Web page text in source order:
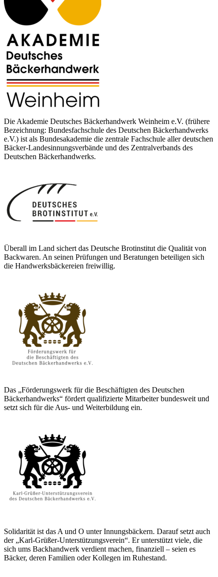
Die Akademie Deutsches Bäckerhandwerk Weinheim e.V. (frühere
Bezeichnung: Bundesfachschule des Deutschen Bäckerhandwerks
e.V.) ist als Bundesakademie die zentrale Fachschule aller deutschen
Bäcker-Landesinnungsverbände und des Zentralverbands des
Deutschen Bäckerhandwerks.
Überall im Land sichert das Deutsche Brotinstitut die Qualität von
Backwaren. An seinen Prüfungen und Beratungen beteiligen sich
die Handwerksbäckereien freiwillig.
Das „Förderungswerk für die Beschäftigten des Deutschen
Bäckerhandwerks“ fördert qualifizierte Mitarbeiter bundesweit und
setzt sich für die Aus- und Weiterbildung ein.
Solidarität ist das A und O unter Innungsbäckern. Darauf setzt auch
der „Karl-Grüßer-Unterstützungsverein“. Er unterstützt viele, die
sich ums Backhandwerk verdient machen, finanziell – seien es
Bäcker, deren Familien oder Kollegen im Ruhestand.